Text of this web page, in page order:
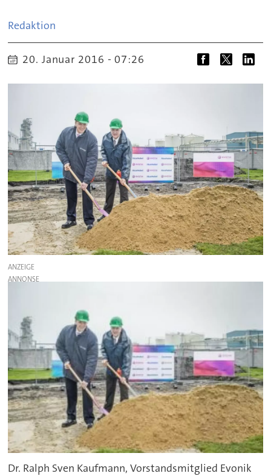
Redaktion
20. Januar 2016 - 07:26
ANZEIGE
Dr. Ralph Sven Kaufmann, Vorstandsmitglied Evonik